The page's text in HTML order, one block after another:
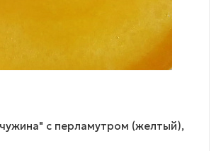
с перламутром (желтый),